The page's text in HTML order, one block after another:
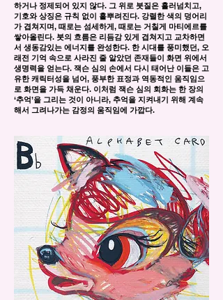
하거나 정제되어 있지 않다. 그 위로 붓질은 흘러넘치고,
기호와 상징은 규칙 없이 흩뿌려진다. 강렬한 색의 덩어리
가 겹쳐지며, 때로는 섬세하게, 때로는 거칠게 마티에르를
쌓아올린다. 붓의 흐름은 리듬감 있게 겹쳐지고 교차하면
서 생동감있는 에너지를 완성한다. 한 시대를 풍미했던, 오
래전 기억 속으로 사라진 줄 알았던 존재들이 화면 위에서
생명력을 얻는다. 잭슨 심의 손에서 다시 태어난 이들은 고
유한 캐릭터성을 넘어, 풍부한 표정과 역동적인 움직임으
로 화면을 가득 채운다. 이처럼 잭슨 심의 회화는 한 장의
‘추억’을 그리는 것이 아니라, 추억을 지켜내기 위해 계속
해서 그려나가는 감정의 움직임에 가깝다.